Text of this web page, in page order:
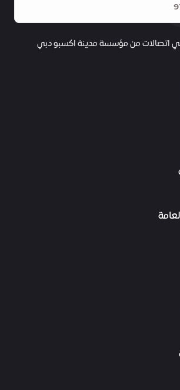
اتصالات من مؤسسة مدينة اكسبو دبي